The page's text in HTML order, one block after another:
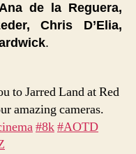
de la Reguera,
Chris D’Elia,
.
to Jarred Land at Red
amazing cameras.
#8k#AOTD